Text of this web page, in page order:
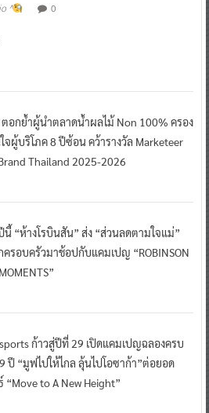
^ 0
ตอกย้ำผู้นำตลาดน้ำผลไม้ Non 100% ครอง
จผู้บริโภค 8 ปีซ้อน คว้ารางวัล Marketeer
Thailand 2025-2026
“ห้างโรบินสัน” ส่ง “ส่วนลดตามใจแม่”
รอบครัวมาช้อปกับแคมเปญ “ROBINSON
ก้าวสู่ปีที่ 29 เปิดแคมเปญฉลองครบ
ปี “มูฟไปให้ไกล ลุ้นไปโอซาก้า”ต่อยอด
“Move to A New Height”